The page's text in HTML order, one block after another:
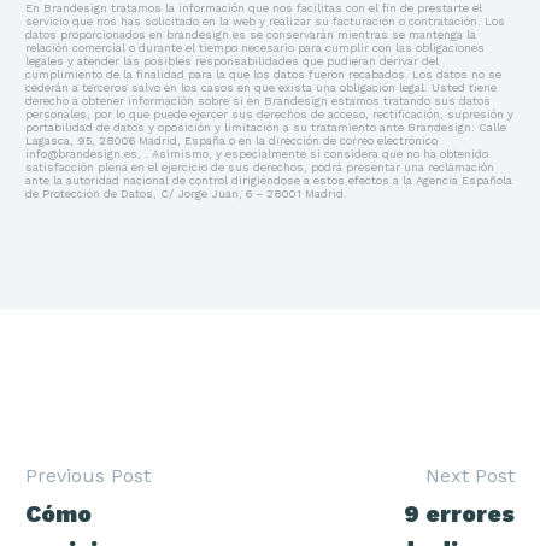
En Brandesign tratamos la información que nos facilitas con el fin de prestarte el
servicio que nos has solicitado en la web y realizar su facturación o contratación. Los
datos proporcionados en brandesign.es se conservarán mientras se mantenga la
relación comercial o durante el tiempo necesario para cumplir con las obligaciones
legales y atender las posibles responsabilidades que pudieran derivar del
cumplimiento de la finalidad para la que los datos fueron recabados. Los datos no se
cederán a terceros salvo en los casos en que exista una obligación legal. Usted tiene
derecho a obtener información sobre si en Brandesign estamos tratando sus datos
personales, por lo que puede ejercer sus derechos de acceso, rectificación, supresión y
portabilidad de datos y oposición y limitación a su tratamiento ante Brandesign: Calle
Lagasca, 95, 28006 Madrid, España o en la dirección de correo electrónico
info@brandesign.es, . Asimismo, y especialmente si considera que no ha obtenido
satisfacción plena en el ejercicio de sus derechos, podrá presentar una reclamación
ante la autoridad nacional de control dirigiéndose a estos efectos a la Agencia Española
de Protección de Datos, C/ Jorge Juan, 6 – 28001 Madrid.
de
Previous Post
Cómo
Next Post
9 errores